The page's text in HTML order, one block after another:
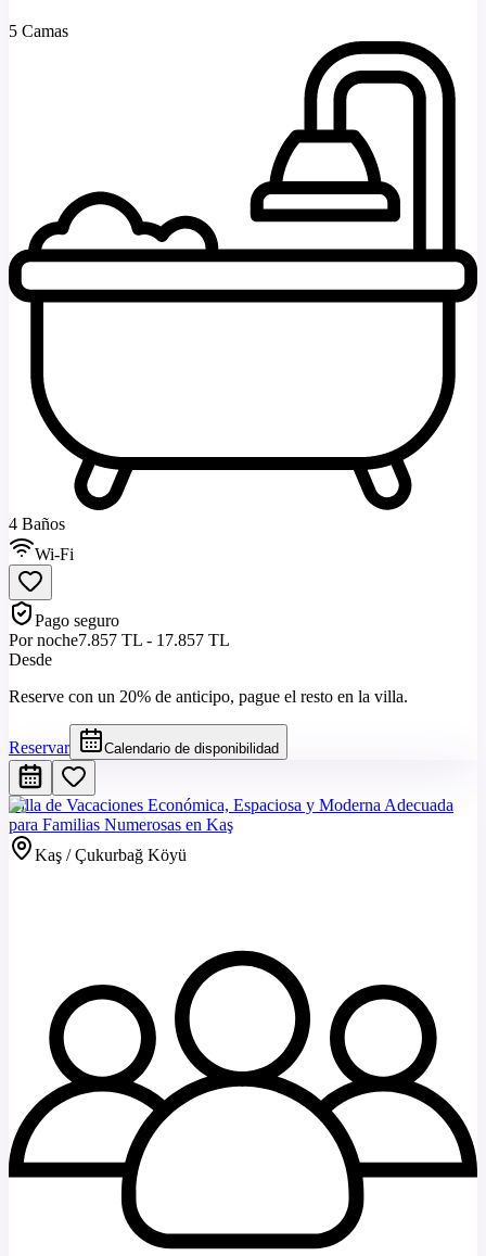
5 Camas
4 Baños
Wi-Fi
Pago seguro
Por noche7.857 TL - 17.857 TL
Desde
Reserve con un 20% de anticipo, pague el resto en la villa.
Reservar Calendario de disponibilidad
Villa de Vacaciones Económica, Espaciosa y Moderna Adecuada
para Familias Numerosas en Kaş
Kaş / Çukurbağ Köyü